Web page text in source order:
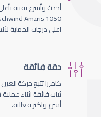
أحدث وأسرع تقنية
اعلى درجات الحماية
دقة فائقة
ثبات فائقة اثناء
أسرع واكثر فعالية.